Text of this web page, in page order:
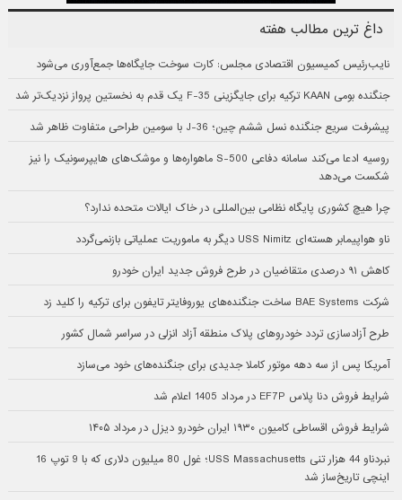
داغ ترین مطالب هفته
نایب‌رئیس کمیسیون اقتصادی مجلس: کارت سوخت جایگاه‌ها جمع‌آوری می‌شود
جنگنده بومی KAAN ترکیه برای جایگزینی F-35 یک قدم به نخستین پرواز نزدیک‌تر شد
پیشرفت سریع جنگنده نسل ششم چین؛ J-36 با سومین طراحی متفاوت ظاهر شد
روسیه ادعا می‌کند سامانه دفاعی S-500 ماهواره‌ها و موشک‌های هایپرسونیک را نیز
شکست می‌دهد
چرا هیچ کشوری پایگاه نظامی بین‌المللی در خاک ایالات متحده ندارد؟
ناو هواپیمابر هسته‌ای USS Nimitz دیگر به ماموریت عملیاتی بازنمی‌گردد
کاهش ۹۱ درصدی متقاضیان در طرح فروش جدید ایران خودرو
شرکت BAE Systems ساخت جنگنده‌های یوروفایتر تایفون برای ترکیه را کلید زد
طرح آزادسازی تردد خودروهای پلاک منطقه آزاد انزلی در سراسر شمال کشور
آمریکا پس از سه دهه موتور کاملا جدیدی برای جنگنده‌های خود می‌سازد
شرایط فروش دنا پلاس EF7P در مرداد 1405 اعلام شد
شرایط فروش اقساطی کامیون ۱۹۳۰ ایران خودرو دیزل در مرداد ۱۴۰۵
نبردناو 44 هزار تنی USS Massachusetts؛ غول 80 میلیون دلاری که با 9 توپ 16
اینچی تاریخ‌ساز شد